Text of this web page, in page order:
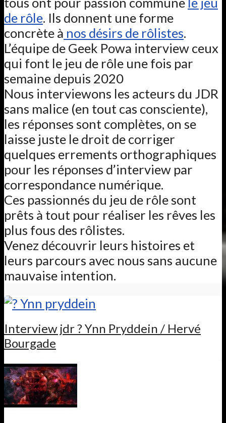
de rôle. Ils donnent une forme
concrète à nos désirs de rôlistes.
L’équipe de Geek Powa interview ceux
qui font le jeu de rôle une fois par
semaine depuis 2020
Nous interviewons les acteurs du JDR
sans malice (en tout cas consciente),
les réponses sont complètes, on se
laisse juste le droit de corriger
quelques errements orthographiques
pour les réponses d’interview par
correspondance numérique.
Ces passionnés du jeu de rôle sont
prêts à tout pour réaliser les rêves les
plus fous des rôlistes.
Venez découvrir leurs histoires et
leurs parcours avec nous sans aucune
mauvaise intention.
Interview jdr ? Ynn Pryddein / Hervé
Bourgade